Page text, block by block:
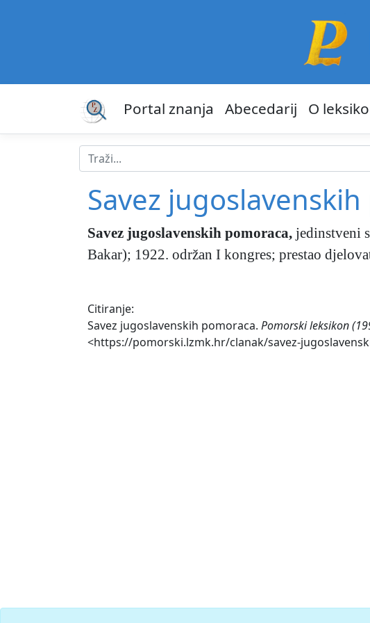
Portal znanja Abecedarij O
Savez
Savez jugoslavenskih pomoraca, jedinstveni
Bakar); 1922. održan I kongres; prestao
Citiranje:
Savez jugoslavenskih pomoraca. Pomorski leksikon
<https://pomorski.lzmk.hr/clanak/savez-